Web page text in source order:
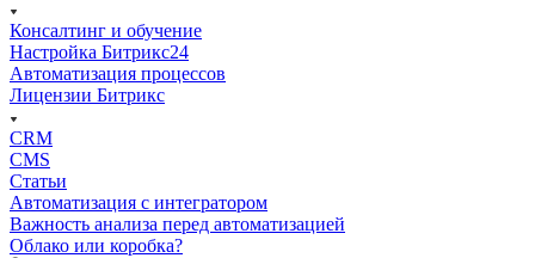
Консалтинг и обучение
Настройка Битрикс24
Автоматизация процессов
Лицензии Битрикс
CRM
CMS
Статьи
Автоматизация с интегратором
Важность анализа перед автоматизацией
Облако или коробка?